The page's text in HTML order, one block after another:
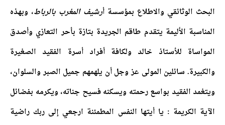
البحث الوثائقي والاطلاع بمؤسسة أرشيف المغرب بالرباط، وبهذه
المناسبة الأليمة يتقدم طاقم الجريدة بتازة بأحر التعازي وأصدق
المواساة للأستاذ خالد ولكافة أفراد أسرة الفقيد الصغيرة
والكبيرة. سائلين المولى عز وجل أن يلهمهم جميل الصبر والسلوان،
ويتغمد الفقيد بواسع رحمته ويسكنه فسيح جناته، ويكرمه بفضائل
الآية الكريمة : يا أيتها النفس المطمئنة ارجعي إلى ربك راضية